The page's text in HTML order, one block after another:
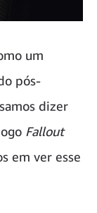
um
pós-
dizer
Fallout
em ver esse